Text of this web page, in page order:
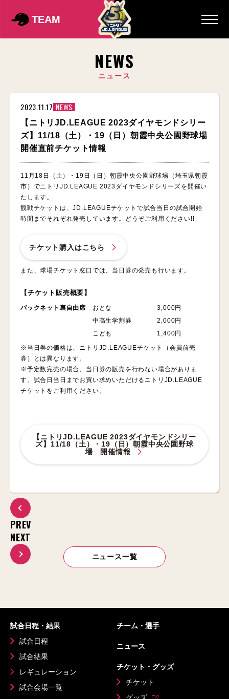
TEAM
NEWS
ニュース
2023.11.17 NEWS
【ニトリJD.LEAGUE 2023ダイヤモンドシリー
ズ】11/18（土）・19（日）朝霞中央公園野球場
開催直前チケット情報
11月18日（土）・19日（日）朝霞中央公園野球場（埼玉県朝霞
市）でニトリJD.LEAGUE 2023ダイヤモンドシリーズを開催い
たします。
観戦チケットは、JD.LEAGUEチケットで試合当日の試合開始
時間までそれぞれ発売しています。どうぞご利用ください!!
チケット購入はこちら
また、球場チケット窓口では、当日券の発売も行います。
【チケット販売概要】
バックネット裏自由席 おとな 3,000円
中高生学割券 2,000円
こども 1,400円
※当日券の価格は、ニトリJD.LEAGUEチケット（会員前売
券）とは異なります。
※予定数完売の場合、当日券の販売を行わない場合がありま
す。試合日当日までお買い求めいただけるニトリJD.LEAGUE
チケットをご利用ください。
【ニトリJD.LEAGUE 2023ダイヤモンドシリー
ズ】11/18（土）・19（日）朝霞中央公園野球
場 開催情報
PREV
ニュース一覧
NEXT
試合日程・結果
試合日程
試合結果
レギュレーション
試合会場一覧
チーム・選手
ニュース
チケット・グッズ
チケット